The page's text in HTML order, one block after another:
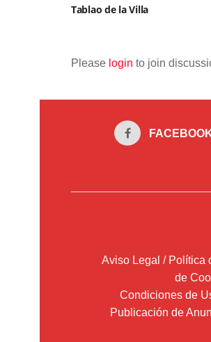
Tablao de la Villa
Please login to join
Aviso Legal / Política
de
Condiciones de
Publicación de